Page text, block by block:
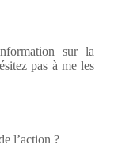
sur la
pas à me les
l’action ?